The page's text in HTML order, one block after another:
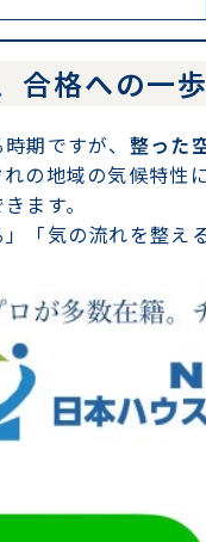
合格への一
期ですが、 整った
の地域の気候特性
ます。
「気の流れを整え